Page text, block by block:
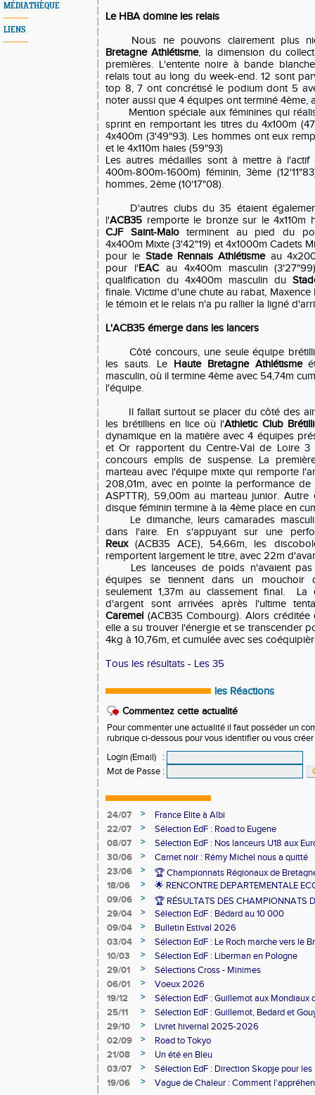
MÉDIATHÈQUE
LIENS
Le HBA domine les relais
Nous ne pouvons clairement plus
Bretagne Athlétisme, la dimension du
premières. L'entente noire à bande
relais tout au long du week-end. 12 sont
top 8, 7 ont concrétisé le podium dont 5
noter aussi que 4 équipes ont terminé 4ème,
Mention spéciale aux féminines qui
sprint en remportant les titres du 4x100m
4x400m (3'49"93). Les hommes ont eux
et le 4x110m haies (59"93)
Les autres médailles sont à mettre à
400m-800m-1600m) féminin, 3ème
hommes, 2ème (10'17"08).
D'autres clubs du 35 étaient
l'ACB35 remporte le bronze sur le 4x110m
CJF Saint-Maloterminent au pied du
4x400m Mixte (3'42"19) et 4x1000m Cadets
pour le Stade Rennais Athlétismeau
pour l'EACau 4x400m masculin
qualification du 4x400m masculin du
finale. Victime d'une chute au rabat,
le témoin et le relais n'a pu rallier la ligné
L'ACB35 émerge dans les lancers
Côté concours, une seule équipe
les sauts. Le Haute Bretagne Athlétisme
masculin, où il termine 4ème avec 54,74m
l'équipe.
Il fallait surtout se placer du côté des
les brétilliens en lice où l'Athletic Club
dynamique en la matière avec 4 équipes
et Or rapportent du Centre-Val de Loire 3
concours emplis de suspense. La
marteau avec l'équipe mixte qui remporte
208,01m, avec en pointe la performance de
ASPTTR), 59,00m au marteau junior.
disque féminin termine à la 4ème place en
Le dimanche, leurs camarades
dans l'aire. En s'appuyant sur une
Reux(ACB35 ACE), 54,66m, les
remportent largement le titre, avec 22m
Les lanceuses de poids n'avaient
équipes se tiennent dans un mouchoir
seulement 1,37m au classement final. La
d'argent sont arrivées après l'ultime
Caremel (ACB35 Combourg). Alors
elle a su trouver l'énergie et se transcender
4kg à 10,76m, et cumulée avec ses
Tous les résultats - Les 35
les Réactions
Commentez cette actualité
Pour commenter une actualité il faut posséder un
rubrique ci-dessous pour vous identifier ou vous
Login (Email)
:
Mot de Passe :
24/07 >
France Elite à Albi
22/07
>
Sélection EdF : Road to Eugene
08/07
>
Sélection EdF : Nos lanceurs U18 aux
30/06
>
Carnet noir : Rémy Michel nous a quitté
23/06
>
🏆 Championnats Régionaux de
18/06
>
🌟 RENCONTRE DEPARTEMENTALE
09/06
>
🏆 RÉSULTATS DES CHAMPIONNATS
29/04
>
Sélection EdF : Bédard au 10 000
09/04
>
Bulletin Estival 2026
03/04
>
Sélection EdF : Le Roch marche vers le
10/03
>
Sélection EdF : Liberman en Pologne
29/01
>
Sélections Cross - Minimes
06/01
>
Voeux 2026
19/12
>
Sélection EdF : Guillemot aux Mondiaux
25/11
>
Sélection EdF : Guillemot, Bedard et
29/10
>
Livret hivernal 2025-2026
02/09
>
Road to Tokyo
21/08
>
Un été en Bleu
03/07
>
Sélection EdF : Direction Skopje pour
19/06
> Vague de Chaleur : Comment